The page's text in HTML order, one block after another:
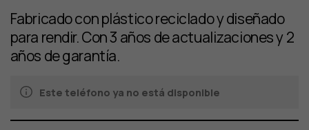
Fabricado con plástico reciclado y diseñado
para rendir. Con 3 años de actualizaciones y 2
años de garantía.
Este teléfono ya no está disponible